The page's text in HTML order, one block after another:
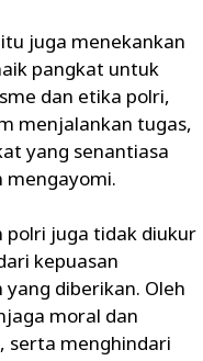
juga menekankan
pangkat untuk
dan etika polri,
menjalankan tugas,
yang senantiasa
mengayomi.
polri juga tidak diukur
kepuasan
diberikan. Oleh
moral dan
serta menghindari